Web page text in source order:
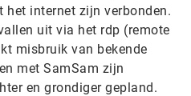
het internet zijn verbonden.
uit via het rdp (remote
misbruik van bekende
met SamSam zijn
en grondiger gepland.